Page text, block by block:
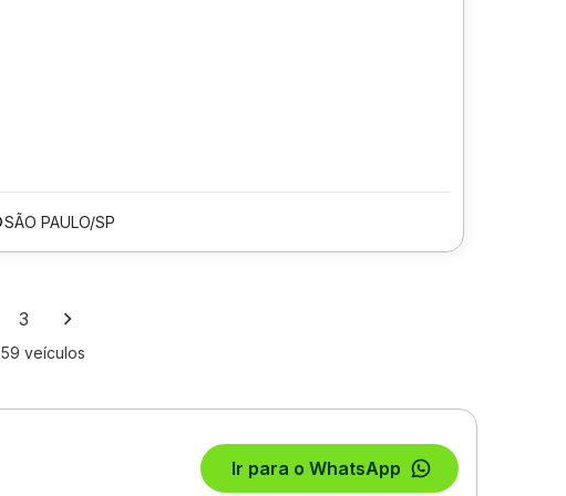
SÃO PAULO/SP
3
59 veículos
Ir para o WhatsApp